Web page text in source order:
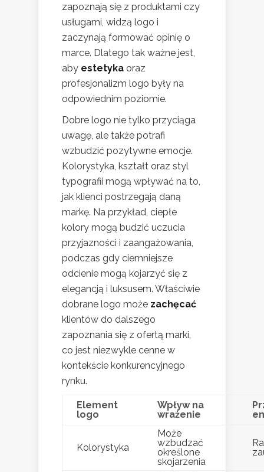
zapoznają się z produktami czy
usługami, widzą logo i
zaczynają formować opinię o
marce. Dlatego tak ważne jest,
aby estetyka oraz
profesjonalizm logo były na
odpowiednim poziomie.
Dobre logo nie tylko przyciąga
uwagę, ale także potrafi
wzbudzić pozytywne emocje.
Kolorystyka, kształt oraz styl
typografii mogą wpływać na to,
jak klienci postrzegają daną
markę. Na przykład, ciepłe
kolory mogą budzić uczucia
przyjazności i zaangażowania,
podczas gdy ciemniejsze
odcienie mogą kojarzyć się z
elegancją i luksusem. Właściwie
dobrane logo może zachęcać
klientów do dalszego
zapoznania się z ofertą marki,
co jest niezwykle cenne w
kontekście konkurencyjnego
rynku.
Element
logo
Wpływ na
wrażenie
Kolorystyka
Może
wzbudzać
określone
skojarzenia